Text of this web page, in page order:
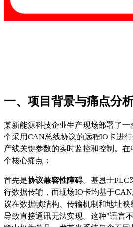
一、 项目背景与痛点分
某新能源科技企业生产现场部署了一
个采用CAN总线协议的远程IO卡进
产线关键参数的实时监控和控制。
个核心痛点：
首先是协议兼容性障碍。基恩士PLC
行数据传输，而现场IO卡均基于
议在数据帧结构、传输机制和地址映
导致直接通讯无法实现。这种"语言